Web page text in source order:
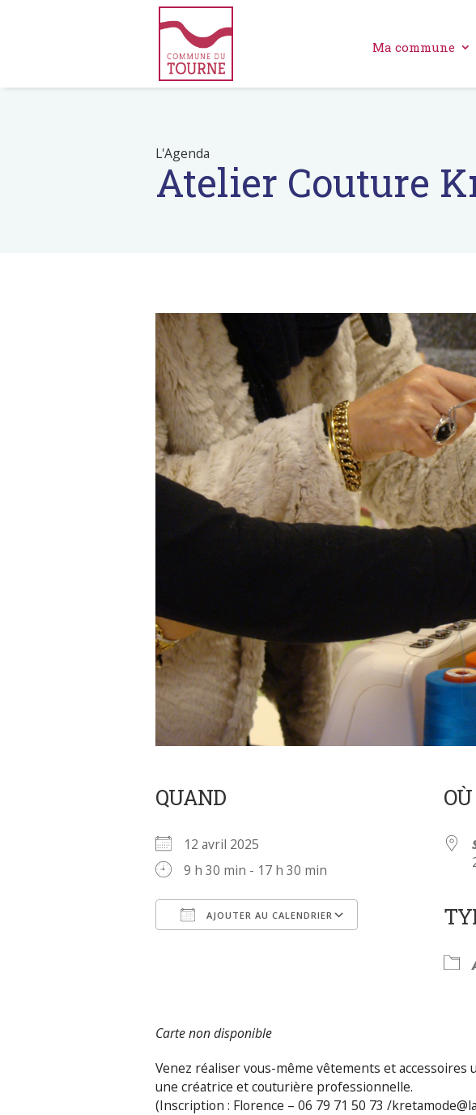
Ma commune
L'Agenda
Atelier Couture
QUAND
12 avril 2025
9 h 30 min - 17 h 30 min
AJOUTER AU CALENDRIER
OÙ
Carte non disponible
Venez réaliser vous-même vêtements et
une créatrice et couturière professionnelle.
(Inscription : Florence – 06 79 71 50 73 /